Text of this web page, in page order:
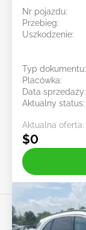
Nr pojazdu:
Przebieg:
Uszkodzenie:
Typ dokumentu:
Placówka:
Data sprzedaży:
Aktualny status:
Aktualna oferta:
$0